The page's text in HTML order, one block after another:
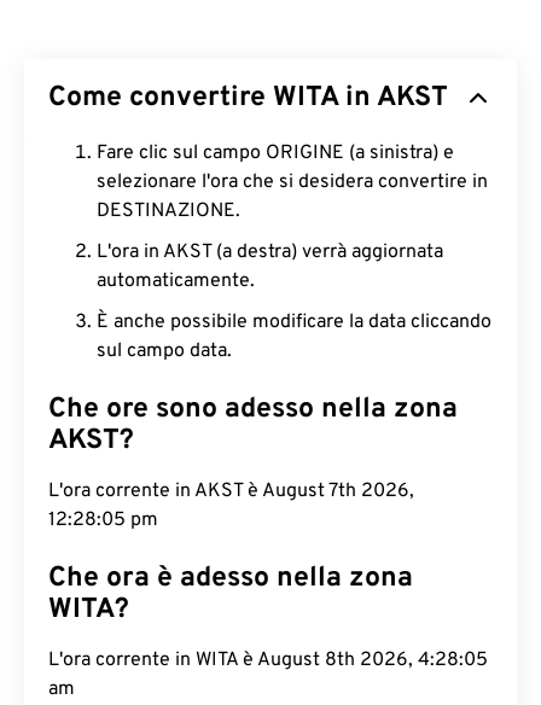
Come convertire WITA in AKST
Fare clic sul campo ORIGINE (a sinistra) e
selezionare l'ora che si desidera convertire in
DESTINAZIONE.
L'ora in AKST (a destra) verrà aggiornata
automaticamente.
È anche possibile modificare la data cliccando
sul campo data.
Che ore sono adesso nella zona
AKST?
L'ora corrente in AKST è August 7th 2026,
12:28:06 pm
Che ora è adesso nella zona
WITA?
L'ora corrente in WITA è August 8th 2026, 4:28:06
am